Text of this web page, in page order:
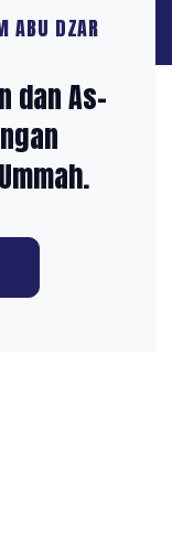
ABU DZAR
dan As-